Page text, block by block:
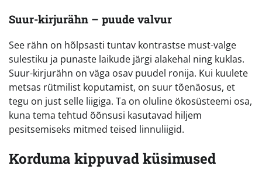
Suur-kirjurähn – puude valvur
See rähn on hõlpsasti tuntav kontrastse must-valge
sulestiku ja punaste laikude järgi alakehal ning kuklas.
Suur-kirjurähn on väga osav puudel ronija. Kui kuulete
metsas rütmilist koputamist, on suur tõenäosus, et
tegu on just selle liigiga. Ta on oluline ökosüsteemi osa,
kuna tema tehtud õõnsusi kasutavad hiljem
pesitsemiseks mitmed teised linnuliigid.
Korduma kippuvad küsimused